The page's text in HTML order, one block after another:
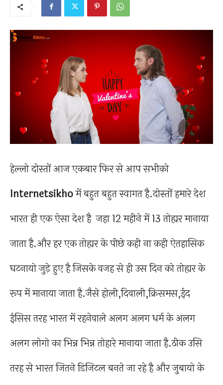
हेल्लो दोस्तों आज एकबार फिर से आप सभीको
Internetsikhoमें बहुत बहुत स्वागत है.दोस्तों हमारे देश
भारत ही एक ऐसा देश है जहा 12 महीने में 13 तोह्यर मानाया
जाता है.और हर एक तोह्यर के पीछे कही ना कही ऐतहासिक
घटनायो जुड़े हुए है जिसके वजह से ही उस दिन को तोह्यर के
रूप में मानाया जाता है.जैसे होली,दिवाली,क्रिसमस,ईद
ईसिस तरह भारत में रहनेवाले अलग अलग धर्म के अलग
अलग लोगो का भिन्न भिन्न तोहारे मानाया जाता है.ठीक उसि
तरह से भारत जितने डिजिटल बनते जा रहे है और जुबायो के